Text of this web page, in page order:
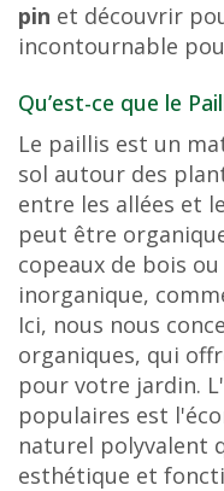
pin et découvrir
incontournable
Qu’est-ce que le
Le paillis est un
sol autour des
entre les allées et
peut être
copeaux de bois
inorganique,
Ici, nous nous
organiques, qui
pour votre jardin.
populaires est
naturel polyvalent
esthétique et